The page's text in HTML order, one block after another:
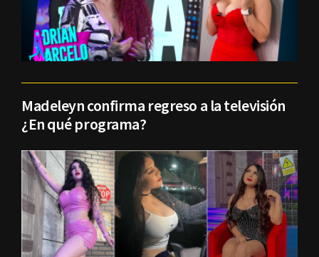
Madeleyn confirma regreso a la televisión
¿En qué programa?